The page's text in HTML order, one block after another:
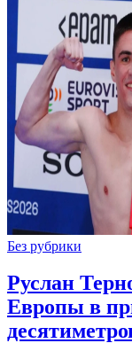
Без рубрики
Руслан
Европы в